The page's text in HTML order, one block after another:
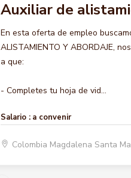
Auxiliar de
En esta oferta de empleo
ALISTAMIENTO Y ABORDAJE,
a que:
- Completes tu hoja de vid...
Salario : a convenir
Colombia Magdalena Santa